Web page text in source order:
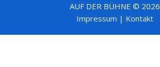
AUF DER BÜHNE © 2026
Impressum | Kontakt